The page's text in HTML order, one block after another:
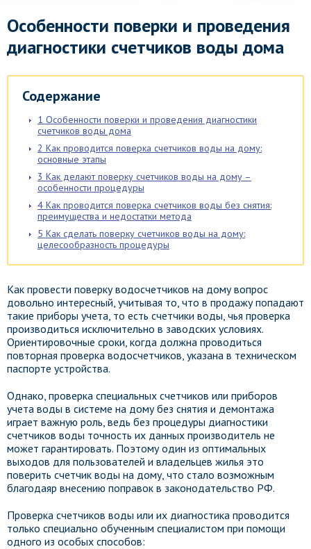
Особенности поверки и проведения
диагностики счетчиков воды дома
Содержание
1 Особенности поверки и проведения диагностики
счетчиков воды дома
2 Как проводится поверка счетчиков воды на дому:
основные этапы
3 Как делают поверку счетчиков воды на дому –
особенности процедуры
4 Как проводится поверка счетчиков воды без снятия:
преимущества и недостатки метода
5 Как сделать поверку счетчиков воды на дому:
целесообразность процедуры
Как провести поверку водосчетчиков на дому вопрос
довольно интересный, учитывая то, что в продажу попадают
такие приборы учета, то есть счетчики воды, чья проверка
производиться исключительно в заводских условиях.
Ориентировочные сроки, когда должна проводиться
повторная проверка водосчетчиков, указана в техническом
паспорте устройства.
Однако, проверка специальных счетчиков или приборов
учета воды в системе на дому без снятия и демонтажа
играет важную роль, ведь без процедуры диагностики
счетчиков воды точность их данных производитель не
может гарантировать. Поэтому один из оптимальных
выходов для пользователей и владельцев жилья это
поверить счетчик воды на дому, что стало возможным
благодаяр внесению поправок в законодательство РФ.
Проверка счетчиков воды или их диагностика проводится
только специально обученным специалистом при помощи
одного из особых способов: